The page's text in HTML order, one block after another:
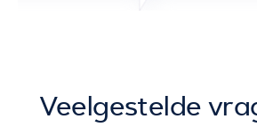
Veelgestelde